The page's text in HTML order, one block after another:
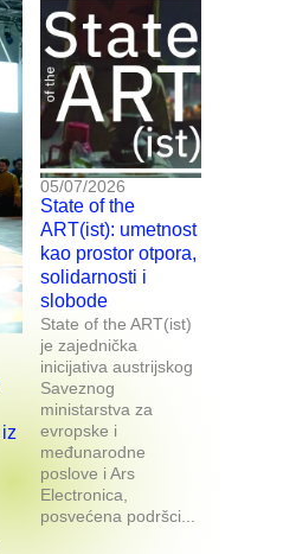
05/07/2026
State of the
ART(ist): umetnost
kao prostor otpora,
solidarnosti i
slobode
State of the ART(ist)
je zajednička
inicijativa austrijskog
Saveznog
ministarstva za
evropske i
međunarodne
poslove i Ars
Electronica,
posvećena podršci...